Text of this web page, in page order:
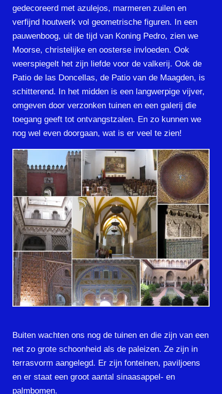
gedecoreerd met azulejos, marmeren zuilen en
verfijnd houtwerk vol geometrische figuren. In een
pauwenboog, uit de tijd van Koning Pedro, zien we
Moorse, christelijke en oosterse invloeden. Ook
weerspiegelt het zijn liefde voor de valkerij. Ook de
Patio de las Doncellas, de Patio van de Maagden, is
schitterend. In het midden is een langwerpige vijver,
omgeven door verzonken tuinen en een galerij die
toegang geeft tot ontvangstzalen. En zo kunnen we
nog wel even doorgaan, wat is er veel te zien!
Buiten wachten ons nog de tuinen en die zijn van een
net zo grote schoonheid als de paleizen. Ze zijn in
terrasvorm aangelegd. Er zijn fonteinen, paviljoens
en er staat een groot aantal sinaasappel- en
palmbomen.